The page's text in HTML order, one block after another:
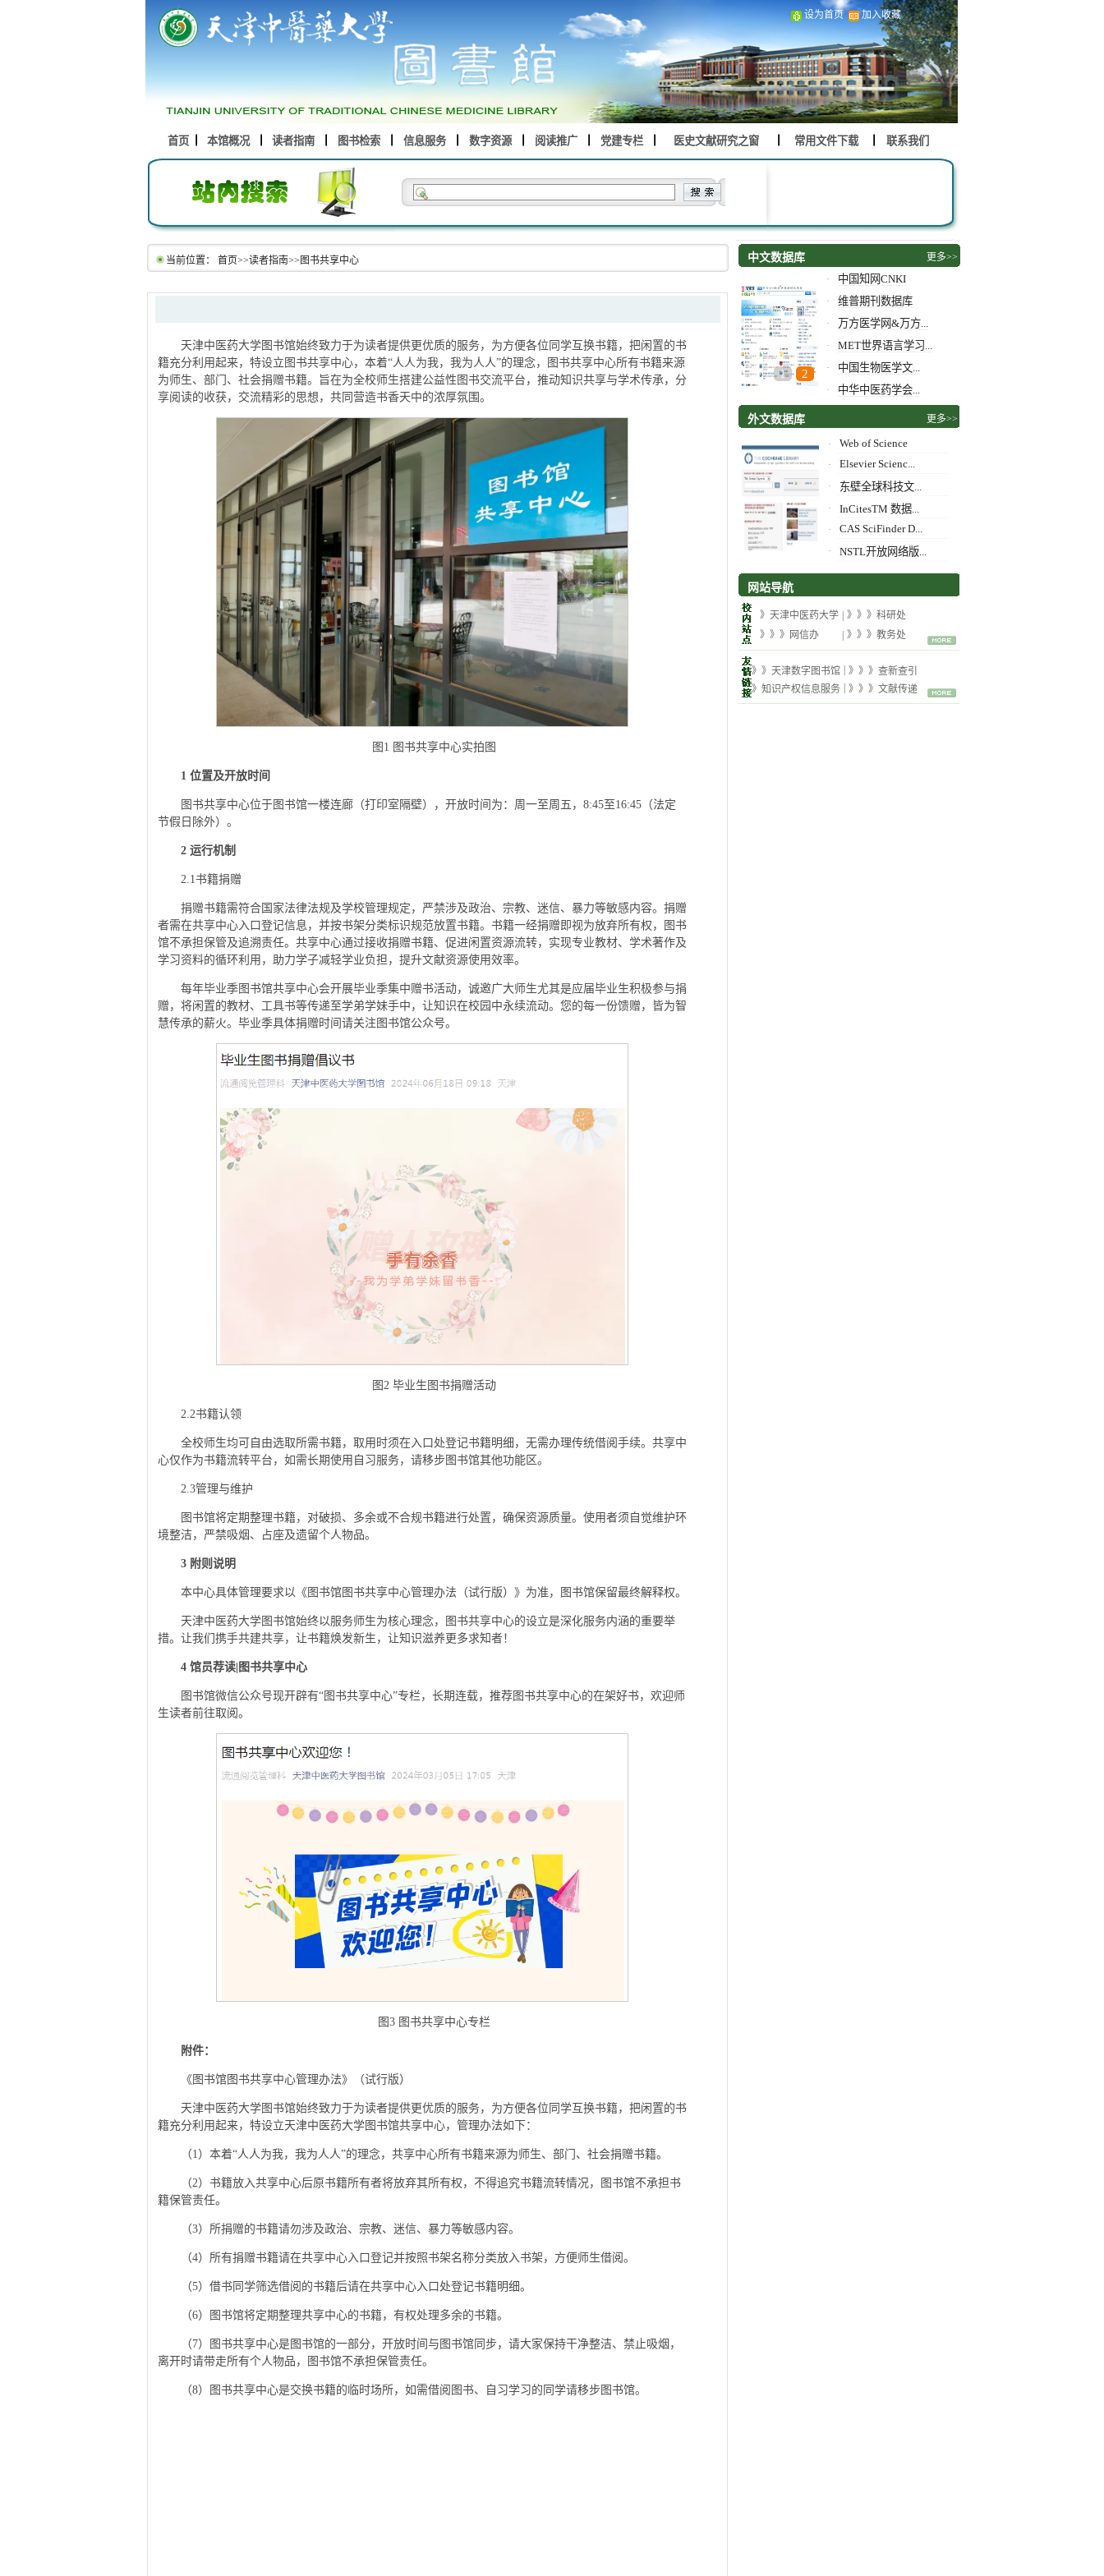
设为首页 加入收藏
首页 本馆概况 读者指南 图书检索 信息服务 数字资源 阅读推广 党建专栏 医史文献研究之窗 常用文件下载 联系我们
当前位置： 首页>>读者指南>>图书共享中心
天津中医药大学图书馆始终致力于为读者提供更优质的服务，为方便各位同学互换书籍，把闲置的书
籍充分利用起来，特设立图书共享中心，本着“人人为我，我为人人”的理念，图书共享中心所有书籍来源
为师生、部门、社会捐赠书籍。旨在为全校师生搭建公益性图书交流平台，推动知识共享与学术传承，分
享阅读的收获，交流精彩的思想，共同营造书香天中的浓厚氛围。
图1 图书共享中心实拍图
1 位置及开放时间
图书共享中心位于图书馆一楼连廊（打印室隔壁），开放时间为：周一至周五，8:45至16:45（法定
节假日除外）。
2 运行机制
2.1书籍捐赠
捐赠书籍需符合国家法律法规及学校管理规定，严禁涉及政治、宗教、迷信、暴力等敏感内容。捐赠
者需在共享中心入口登记信息，并按书架分类标识规范放置书籍。书籍一经捐赠即视为放弃所有权，图书
馆不承担保管及追溯责任。共享中心通过接收捐赠书籍、促进闲置资源流转，实现专业教材、学术著作及
学习资料的循环利用，助力学子减轻学业负担，提升文献资源使用效率。
每年毕业季图书馆共享中心会开展毕业季集中赠书活动，诚邀广大师生尤其是应届毕业生积极参与捐
赠，将闲置的教材、工具书等传递至学弟学妹手中，让知识在校园中永续流动。您的每一份馈赠，皆为智
慧传承的薪火。毕业季具体捐赠时间请关注图书馆公众号。
图2 毕业生图书捐赠活动
2.2书籍认领
全校师生均可自由选取所需书籍，取用时须在入口处登记书籍明细，无需办理传统借阅手续。共享中
心仅作为书籍流转平台，如需长期使用自习服务，请移步图书馆其他功能区。
2.3管理与维护
图书馆将定期整理书籍，对破损、多余或不合规书籍进行处置，确保资源质量。使用者须自觉维护环
境整洁，严禁吸烟、占座及遗留个人物品。
3 附则说明
本中心具体管理要求以《图书馆图书共享中心管理办法（试行版）》为准，图书馆保留最终解释权。
天津中医药大学图书馆始终以服务师生为核心理念，图书共享中心的设立是深化服务内涵的重要举
措。让我们携手共建共享，让书籍焕发新生，让知识滋养更多求知者！
4 馆员荐读|图书共享中心
图书馆微信公众号现开辟有“图书共享中心”专栏，长期连载，推荐图书共享中心的在架好书，欢迎师
生读者前往取阅。
图3 图书共享中心专栏
附件：
《图书馆图书共享中心管理办法》（试行版）
天津中医药大学图书馆始终致力于为读者提供更优质的服务，为方便各位同学互换书籍，把闲置的书
籍充分利用起来，特设立天津中医药大学图书馆共享中心，管理办法如下：
（1）本着“人人为我，我为人人”的理念，共享中心所有书籍来源为师生、部门、社会捐赠书籍。
（2）书籍放入共享中心后原书籍所有者将放弃其所有权，不得追究书籍流转情况，图书馆不承担书
籍保管责任。
（3）所捐赠的书籍请勿涉及政治、宗教、迷信、暴力等敏感内容。
（4）所有捐赠书籍请在共享中心入口登记并按照书架名称分类放入书架，方便师生借阅。
（5）借书同学筛选借阅的书籍后请在共享中心入口处登记书籍明细。
（6）图书馆将定期整理共享中心的书籍，有权处理多余的书籍。
（7）图书共享中心是图书馆的一部分，开放时间与图书馆同步，请大家保持干净整洁、禁止吸烟，
离开时请带走所有个人物品，图书馆不承担保管责任。
（8）图书共享中心是交换书籍的临时场所，如需借阅图书、自习学习的同学请移步图书馆。
中文数据库 更多>>
1 2
· 中国知网CNKI
· 维普期刊数据库
· 万方医学网&万方...
· MET世界语言学习...
· 中国生物医学文...
· 中华中医药学会...
外文数据库 更多>>
· Web of Science
· Elsevier Scienc...
· 东壁全球科技文...
· InCitesTM 数据...
· CAS SciFinder D...
· NSTL开放网络版...
网站导航
》天津中医药大学
》》》科研处
》》》网信办
》》》教务处
》》天津数字图书馆
》》》查新查引
》知识产权信息服务
》》》文献传递